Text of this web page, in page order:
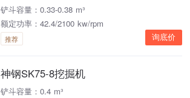
铲斗容量：0.33-0.38 m³
额定功率：42.4/2100 kw/rpm
推荐 询底价
神钢SK75-8挖掘机
铲斗容量：0.4 m³